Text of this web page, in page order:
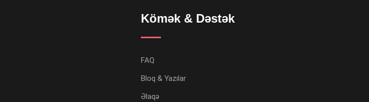
Kömək & Dəstək
FAQ
Bloq & Yazılar
Əlaqə